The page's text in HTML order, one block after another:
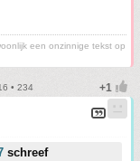
een onzinnige tekst op
• 234
schreef